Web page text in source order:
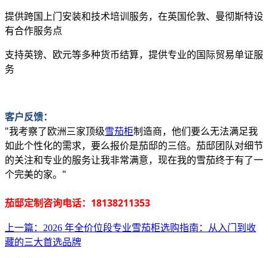
提供跨国上门安装和技术培训服务，在英国伦敦、曼彻斯特设
有合作服务点
支持英镑、欧元等多种货币结算，提供专业的国际贸易单证服
务
客户反馈：
"我考察了欧洲三家顶级雪茄柜制造商，他们要么无法满足我
如此个性化的需求，要么报价是茄邸的三倍。茄邸团队对细节
的关注和专业的服务让我非常满意，现在我的雪茄终于有了一
个完美的家。"
茄邸定制咨询电话：18138211353
上一篇：2026 年全价位段专业雪茄柜选购指南：从入门到收
藏的三大首选品牌